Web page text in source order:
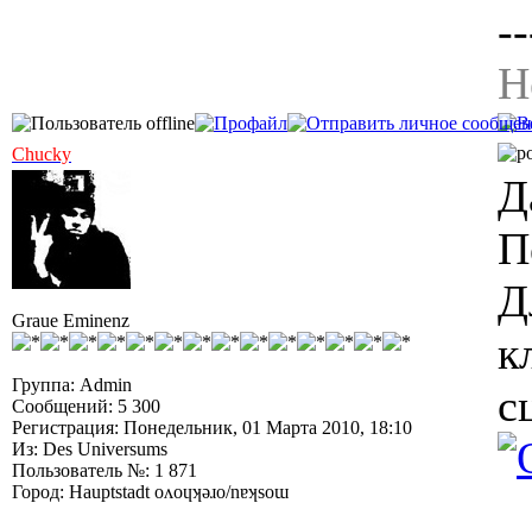
Chucky
Graue Eminenz
Группа: Admin
Сообщений: 5 300
Регистрация: Понедельник, 01 Марта 2010, 18:10
Из: Des Universums
Пользователь №: 1 871
Город: Hauptstadt oʌoɥʞǝɹo/nɐʞsoɯ